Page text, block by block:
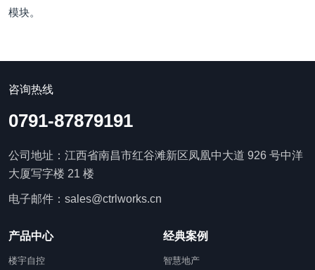
模块。
咨询热线
0791-87879191
公司地址：江西省南昌市红谷滩新区凤凰中大道 926 号中洋
大厦写字楼 21 楼
电子邮件：sales@ctrlworks.cn
产品中心
楼宇自控
经典案例
智慧地产